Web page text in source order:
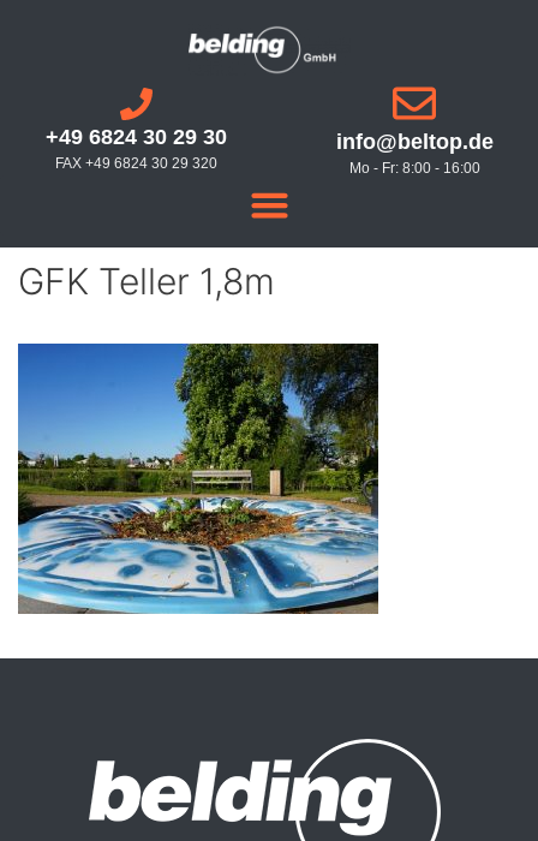
+49 6824 30 29 30
FAX +49 6824 30 29 320
info@beltop.de
Mo - Fr: 8:00 - 16:00
GFK Teller 1,8m